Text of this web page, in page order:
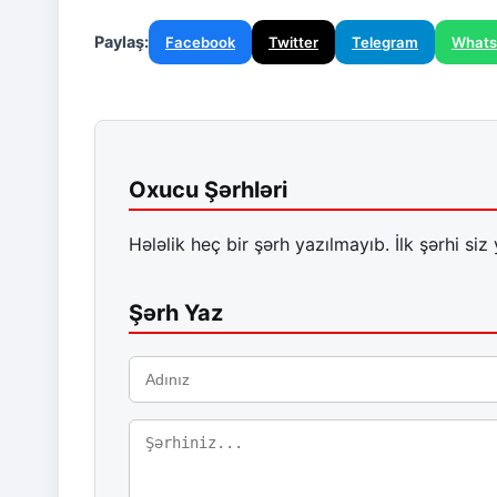
Paylaş: Facebook Twitter Telegram
Oxucu Şərhləri
Hələlik heç bir şərh yazılmayıb. İlk şərhi siz
Şərh Yaz